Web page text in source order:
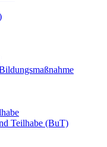
Teilhabe (BuT)